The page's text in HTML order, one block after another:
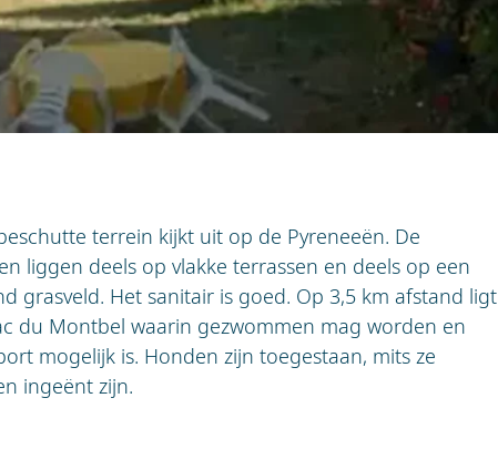
terrein kijkt uit op de Pyreneeën. De
liggen deels op vlakke terrassen en deels op een
grasveld. Het sanitair is goed. Op 3,5 km afstand ligt
du Montbel waarin gezwommen mag worden en
mogelijk is. Honden zijn toegestaan, mits ze
ingeënt zijn.